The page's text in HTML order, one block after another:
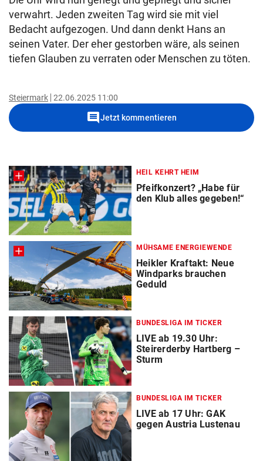
verwahrt. Jeden zweiten Tag wird sie mit viel
Bedacht aufgezogen. Und dann denkt Hans an
seinen Vater. Der eher gestorben wäre, als seinen
tiefen Glauben zu verraten oder Menschen zu töten.
Steiermark 22.06.2025 11:00
commentJetzt kommentieren
HEIL KEHRT HEIM
Pfeifkonzert? „Habe für
den Klub alles gegeben!“
MÜHSAME ENERGIEWENDE
Heikler Kraftakt: Neue
Windparks brauchen
Geduld
BUNDESLIGA IM TICKER
LIVE ab 19.30 Uhr:
Steirerderby Hartberg –
Sturm
BUNDESLIGA IM TICKER
LIVE ab 17 Uhr: GAK
gegen Austria Lustenau